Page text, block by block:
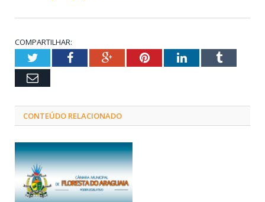
COMPARTILHAR:
TwitterFacebookGoogle+PinterestLinkedInTumblr
Email
CONTEÚDO RELACIONADO